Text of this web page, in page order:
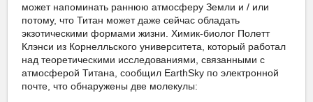
может напоминать раннюю атмосферу Земли и / или
потому, что Титан может даже сейчас обладать
экзотическими формами жизни. Химик-биолог Полетт
Клэнси из Корнелльского университета, который работал
над теоретическими исследованиями, связанными с
атмосферой Титана, сообщил EarthSky по электронной
почте, что обнаружены две молекулы: